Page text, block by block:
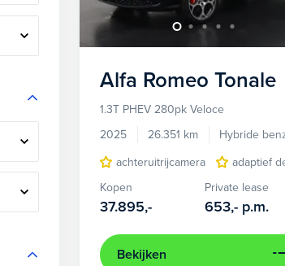
Alfa Romeo Tonale
1.3T PHEV 280pk Veloce
2025
26.351 km Hybride
achteruitrijcamera
adaptief
Kopen
37.895,-
Private lease
653,- p.m.
Bekijken